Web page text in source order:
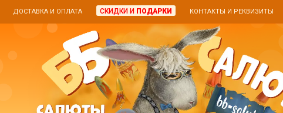
ДОСТАВКА И ОПЛАТА СКИДКИ И ПОДАРКИ КОНТАКТЫ И РЕКВИЗИТЫ